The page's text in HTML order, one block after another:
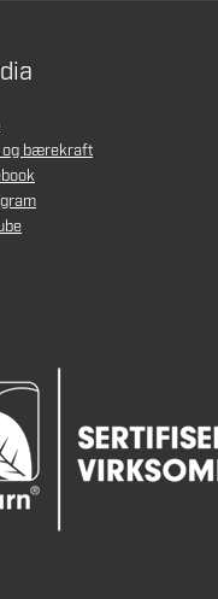
og bærekraft